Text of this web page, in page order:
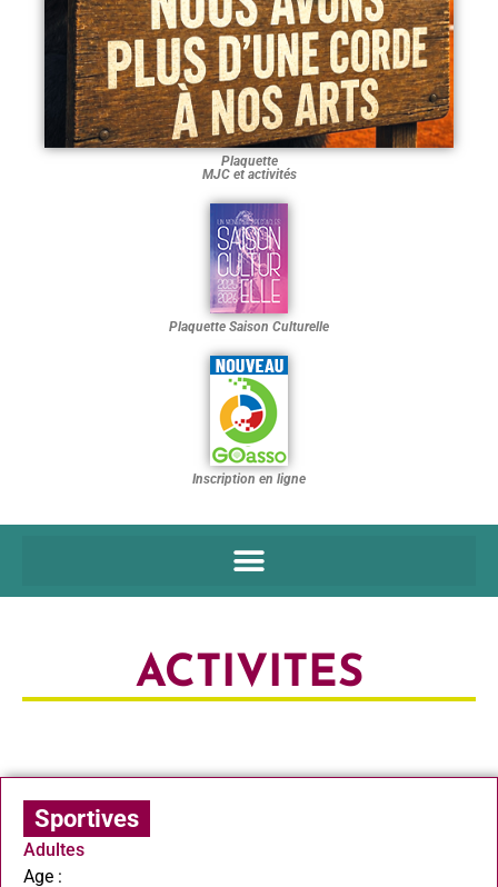
Plaquette
MJC et activités
Plaquette Saison Culturelle
Inscription en ligne
ACTIVITES
Sportives
Adultes
Age :